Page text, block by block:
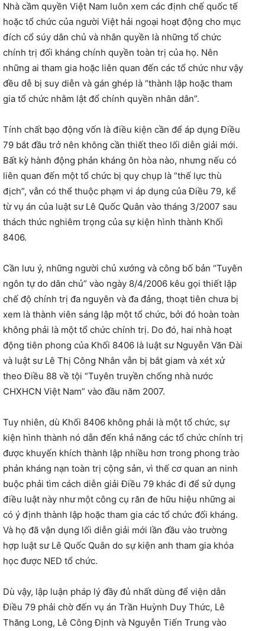
Nhà cầm quyền Việt Nam luôn xem các định chế quốc tế
hoặc tổ chức của người Việt hải ngoại hoạt động cho mục
đích cổ súy dân chủ và nhân quyền là những tổ chức
chính trị đối kháng chính quyền toàn trị của họ. Nên
những ai tham gia hoặc liên quan đến các tổ chức như vậy
đều dễ bị suy diễn và gán ghép là “thành lập hoặc tham
gia tổ chức nhằm lật đổ chính quyền nhân dân”.
Tính chất bạo động vốn là điều kiện cần để áp dụng Điều
79 bắt đầu trở nên không cần thiết theo lối diễn giải mới.
Bất kỳ hành động phản kháng ôn hòa nào, nhưng nếu có
liên quan đến một tổ chức bị quy chụp là “thế lực thù
địch”, vẫn có thể thuộc phạm vi áp dụng của Điều 79, kể
từ vụ án của luật sư Lê Quốc Quân vào tháng 3/2007 sau
thách thức nghiêm trọng của sự kiện hình thành Khối
8406.
Cần lưu ý, những người chủ xướng và công bố bản “Tuyên
ngôn tự do dân chủ” vào ngày 8/4/2006 kêu gọi thiết lập
chế độ chính trị đa nguyên và đa đảng, thoạt tiên chưa bị
xem là thành viên sáng lập một tổ chức, bởi đó hoàn toàn
không phải là một tổ chức chính trị. Do đó, hai nhà hoạt
động tiên phong của Khối 8406 là luật sư Nguyễn Văn Đài
và luật sư Lê Thị Công Nhân vẫn bị bắt giam và xét xử
theo Điều 88 về tội “Tuyên truyền chống nhà nước
CHXHCN Việt Nam” vào đầu năm 2007.
Tuy nhiên, dù Khối 8406 không phải là một tổ chức, sự
kiện hình thành nó dẫn đến khả năng các tổ chức chính trị
được khuyến khích thành lập nhiều hơn trong phong trào
phản kháng nạn toàn trị cộng sản, vì thế cơ quan an ninh
buộc phải tìm cách diễn giải Điều 79 khác đi để sử dụng
điều luật này như một công cụ răn đe hữu hiệu những ai
có ý định thành lập hoặc tham gia các tổ chức đối kháng.
Và họ đã vận dụng lối diễn giải mới lần đầu vào trường
hợp luật sư Lê Quốc Quân do sự kiện anh tham gia khóa
học được NED tổ chức.
Dù vậy, lập luận pháp lý đầy đủ nhất dùng để viện dẫn
Điều 79 phải chờ đến vụ án Trần Huỳnh Duy Thức, Lê
Thăng Long, Lê Công Định và Nguyễn Tiến Trung vào